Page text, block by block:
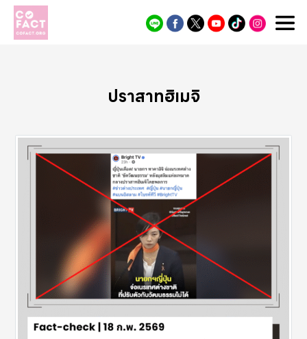
Cofact
ปราสาทฮิเมจิ